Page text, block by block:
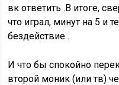
вк ответить .В итоге,
что играл, минут на 5 и
бездействие .
И что бы спокойно
второй моник (или тв)